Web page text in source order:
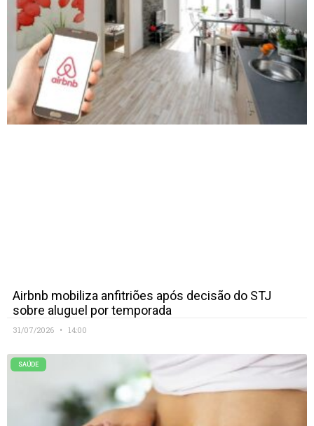
Airbnb mobiliza anfitriões após decisão do STJ
sobre aluguel por temporada
31/07/2026 14:00
SAÚDE